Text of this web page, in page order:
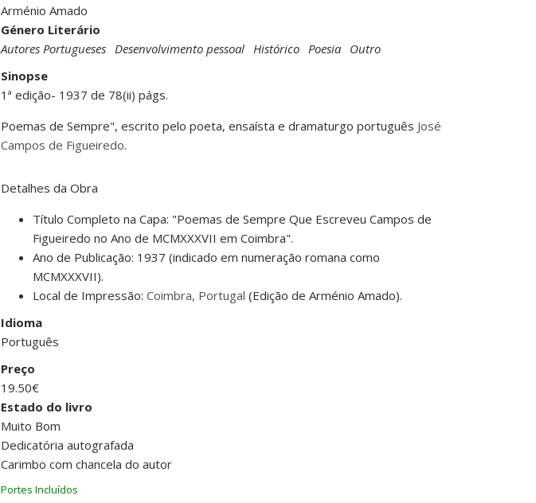
Arménio Amado
Género Literário
Autores Portugueses Desenvolvimento pessoal Histórico Poesia Outro
Sinopse
1ª edição- 1937 de 78(ii) págs.
Poemas de Sempre", escrito pelo poeta, ensaísta e dramaturgo português José
Campos de Figueiredo.
Detalhes da Obra
Título Completo na Capa: "Poemas de Sempre Que Escreveu Campos de
Figueiredo no Ano de MCMXXXVII em Coimbra".
Ano de Publicação: 1937 (indicado em numeração romana como
MCMXXXVII).
Local de Impressão: Coimbra, Portugal (Edição de Arménio Amado).
Idioma
Português
Preço
19.50€
Estado do livro
Muito Bom
Dedicatória autografada
Carimbo com chancela do autor
Portes Incluídos